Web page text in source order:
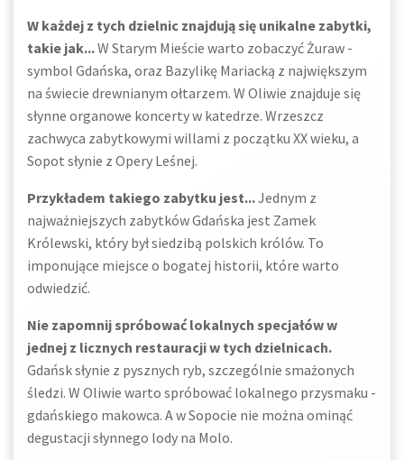
W każdej z tych dzielnic znajdują się unikalne zabytki,
takie jak...W Starym Mieście warto zobaczyć Żuraw -
symbol Gdańska, oraz Bazylikę Mariacką z największym
na świecie drewnianym ołtarzem. W Oliwie znajduje się
słynne organowe koncerty w katedrze. Wrzeszcz
zachwyca zabytkowymi willami z początku XX wieku, a
Sopot słynie z Opery Leśnej.
Przykładem takiego zabytku jest...Jednym z
najważniejszych zabytków Gdańska jest Zamek
Królewski, który był siedzibą polskich królów. To
imponujące miejsce o bogatej historii, które warto
odwiedzić.
Nie zapomnij spróbować lokalnych specjałów w
jednej z licznych restauracji w tych dzielnicach.
Gdańsk słynie z pysznych ryb, szczególnie smażonych
śledzi. W Oliwie warto spróbować lokalnego przysmaku -
gdańskiego makowca. A w Sopocie nie można ominąć
degustacji słynnego lody na Molo.